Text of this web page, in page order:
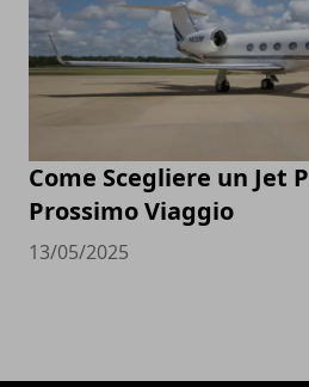
Come Scegliere un Jet
Prossimo Viaggio
13/05/2025